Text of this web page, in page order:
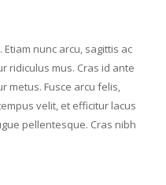
nunc arcu, sagittis ac
ridiculus mus. Cras id ante
metus. Fusce arcu felis,
velit, et efficitur lacus
pellentesque. Cras nibh